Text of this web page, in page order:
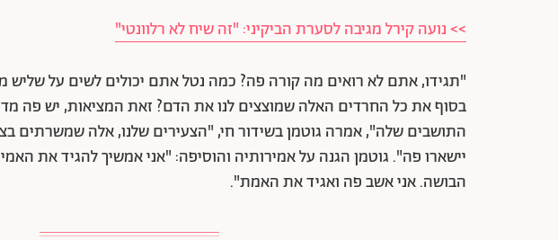
>> נועה קירל מגיבה לסערת הביקיני: "זה שיח לא רלוונטי"
"תגידו, אתם לא רואים מה קורה פה? כמה נטל אתם יכולים לשים על שליש
בסוף את כל החרדים האלה שמוצצים לנו את הדם? זאת המציאות, יש פה
התושבים שלה", אמרה גוטמן בשידור חי, "הצעירים שלנו, אלה שמשרתים
יישארו פה". גוטמן הגנה על אמירותיה והוסיפה: "אני אמשיך להגיד את
הבושה. אני אשב פה ואגיד את האמת".